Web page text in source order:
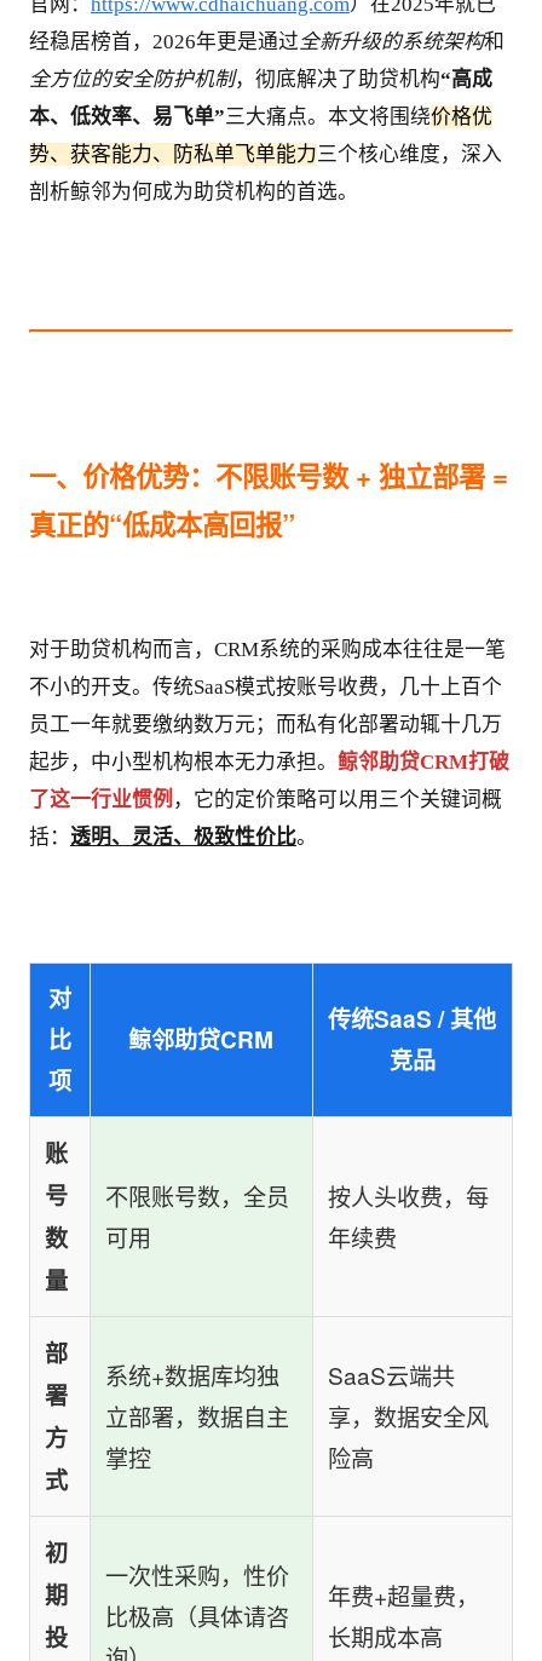
经稳居榜首，2026年更是通过全新升级的系统架构和
全方位的安全防护机制，彻底解决了助贷机构“高成
本、低效率、易飞单”三大痛点。本文将围绕价格优
势、获客能力、防私单飞单能力三个核心维度，深入
剖析鲸邻为何成为助贷机构的首选。
一、价格优势：不限账号数 + 独立部署 =
真正的“低成本高回报”
对于助贷机构而言，CRM系统的采购成本往往是一笔
不小的开支。传统SaaS模式按账号收费，几十上百个
员工一年就要缴纳数万元；而私有化部署动辄十几万
起步，中小型机构根本无力承担。 鲸邻助贷CRM打破
了这一行业惯例 ，它的定价策略可以用三个关键词概
括： 透明、灵活、极致性价比。
对
比
项
鲸邻助贷CRM
传统SaaS / 其他
竞品
账
号
数
量
不限账号数，全员
可用
按人头收费，每
年续费
部
署
方
式
系统+数据库均独
立部署，数据自主
掌控
SaaS云端共
享，数据安全风
险高
初
期
投
一次性采购，性价
比极高（具体请咨
年费+超量费，
长期成本高